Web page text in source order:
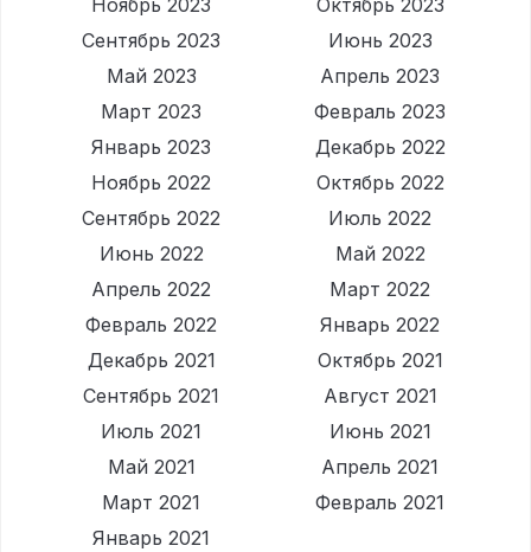
Ноябрь 2023
Октябрь 2023
Сентябрь 2023
Июнь 2023
Май 2023
Апрель 2023
Март 2023
Февраль 2023
Январь 2023
Декабрь 2022
Ноябрь 2022
Октябрь 2022
Сентябрь 2022
Июль 2022
Июнь 2022
Май 2022
Апрель 2022
Март 2022
Февраль 2022
Январь 2022
Декабрь 2021
Октябрь 2021
Сентябрь 2021
Август 2021
Июль 2021
Июнь 2021
Май 2021
Апрель 2021
Март 2021
Февраль 2021
Январь 2021